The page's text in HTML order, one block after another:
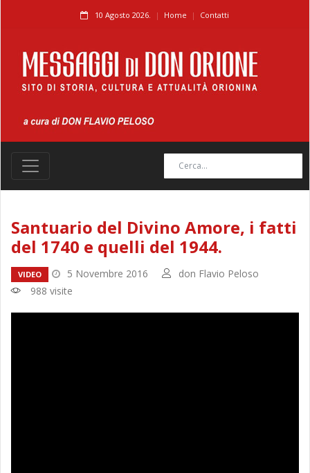
10 Agosto 2026. Home Contatti
Santuario del Divino Amore, i fatti
del 1740 e quelli del 1944.
VIDEO 5 Novembre 2016
don Flavio Peloso
988 visite